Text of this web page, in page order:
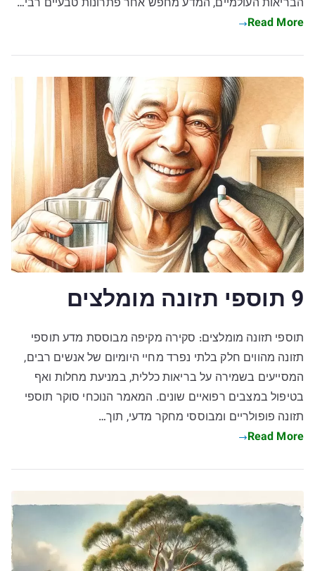
הבריאות העולמיים, המדע מחפש אחר פתרונות טבעיים רבי…
Read More
9 תוספי תזונה מומלצים
תוספי תזונה מומלצים: סקירה מקיפה מבוססת מדע תוספי
תזונה מהווים חלק בלתי נפרד מחיי היומיום של אנשים רבים,
המסייעים בשמירה על בריאות כללית, במניעת מחלות ואף
בטיפול במצבים רפואיים שונים. המאמר הנוכחי סוקר תוספי
תזונה פופולריים ומבוססי מחקר מדעי, תוך…
Read More